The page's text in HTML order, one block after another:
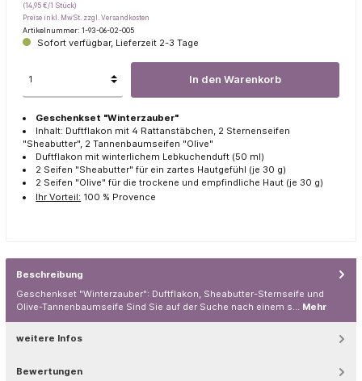
(14,95 €/1 Stück)
Preise inkl. MwSt. zzgl. Versandkosten
Artikelnummer: 1-93-06-02-005
Sofort verfügbar, Lieferzeit 2-3 Tage
In den Warenkorb
Geschenkset "Winterzauber"
Inhalt: Duftflakon mit 4 Rattanstäbchen, 2 Sternenseifen
"Sheabutter", 2 Tannenbaumseifen "Olive"
Duftflakon mit winterlichem Lebkuchenduft (50 ml)
2 Seifen "Sheabutter" für ein zartes Hautgefühl (je 30 g)
2 Seifen "Olive" für die trockene und empfindliche Haut (je 30 g)
Ihr Vorteil: 100 % Provence
Beschreibung
Geschenkset "Winterzauber": Duftflakon, Sheabutter-Sternseife und
Olive-Tannenbaumseife Sind Sie auf der Suche nach einem s… Mehr
weitere Infos
Bewertungen